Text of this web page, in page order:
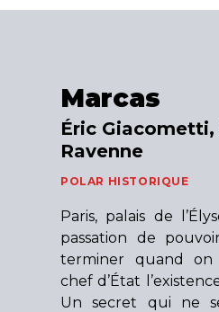
Marcas
Éric Giacometti,
Ravenne
POLAR HISTORIQUE
Paris, palais de
passation de
terminer quand
chef d’État
Un secret qui ne